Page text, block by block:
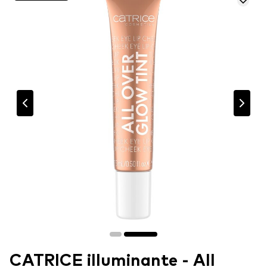
CATRICE illuminante - All